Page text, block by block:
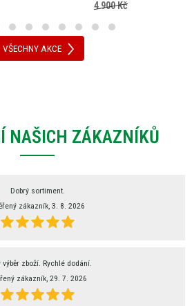
4 900 Kč
VŠECHNY AKCE
NAŠICH ZÁKAZNÍKŮ
Dobrý sortiment.
zákazník, 3. 8. 2026
výběr zboží. Rychlé dodání.
zákazník, 29. 7. 2026